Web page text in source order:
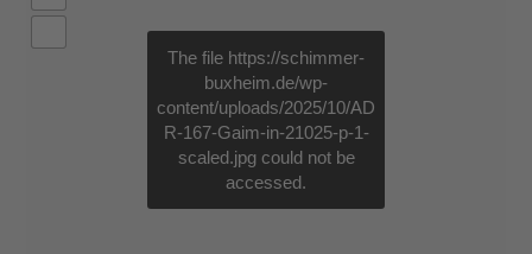
The file https://schimmer-
buxheim.de/wp-
content/uploads/2025/10/AD
R-167-Gaim-in-21025-p-1-
scaled.jpgcould not be
accessed.